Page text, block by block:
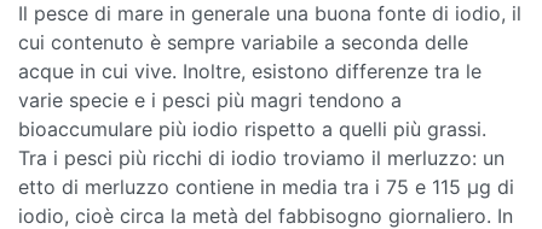
Il pesce di mare in generale una buona fonte di iodio, il
cui contenuto è sempre variabile a seconda delle
acque in cui vive. Inoltre, esistono differenze tra le
varie specie e i pesci più magri tendono a
bioaccumulare più iodio rispetto a quelli più grassi.
Tra i pesci più ricchi di iodio troviamo il merluzzo: un
etto di merluzzo contiene in media tra i 75 e 115 µg di
iodio, cioè circa la metà del fabbisogno giornaliero. In